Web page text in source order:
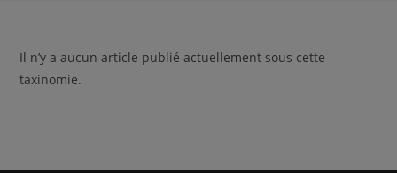
Il n’y a aucun article publié actuellement sous cette
taxinomie.